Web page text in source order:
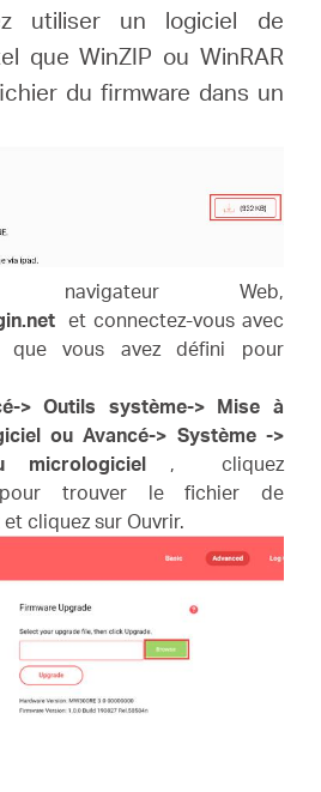
utiliser un logiciel de
que WinZIP ou WinRAR
du firmware dans un
Web,
et connectez-vous avec
vous avez défini pour
> Outils système-> Mise à
ou Avancé-> Système ->
, cliquez
trouver le fichier de
cliquez sur Ouvrir.